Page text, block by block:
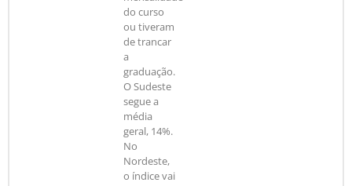
do curso
ou tiveram
de trancar
a
graduação.
O Sudeste
segue a
média
geral, 14%.
No
Nordeste,
o índice vai